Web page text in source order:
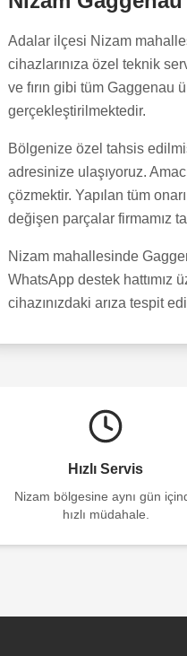
Adalar ilçesi Nizam
cihazlarınıza özel teknik
ve fırın gibi tüm Gaggenau
gerçekleştirilmektedir.
Bölgenize özel tahsis
adresinize ulaşıyoruz.
çözmektir. Yapılan tüm
değişen parçalar firmamız
Nizam mahallesinde
WhatsApp destek hattımız
cihazınızdaki arıza tespit
Hızlı Servis
Nizam bölgesine aynı gün
hızlı müdahale.